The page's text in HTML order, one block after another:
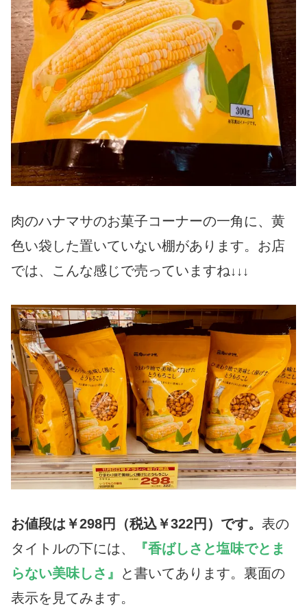
肉のハナマサのお菓子コーナーの一角に、黄
色い袋した置いていない棚があります。お店
では、こんな感じで売っていますね↓↓↓
お値段は￥298円（税込￥322円）です。 表の
タイトルの下には、
『香ばしさと塩味でとま
らない美味しさ』
と書いてあります。裏面の
表示を見てみます。